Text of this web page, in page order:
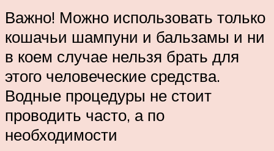
Важно! Можно использовать только
кошачьи шампуни и бальзамы и ни
в коем случае нельзя брать для
этого человеческие средства.
Водные процедуры не стоит
проводить часто, а по
необходимости